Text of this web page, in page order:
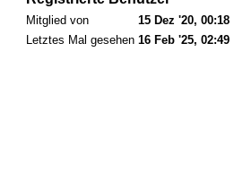
Mitglied von
15 Dez '20, 00:18
Letztes Mal gesehen 16 Feb '25, 02:49